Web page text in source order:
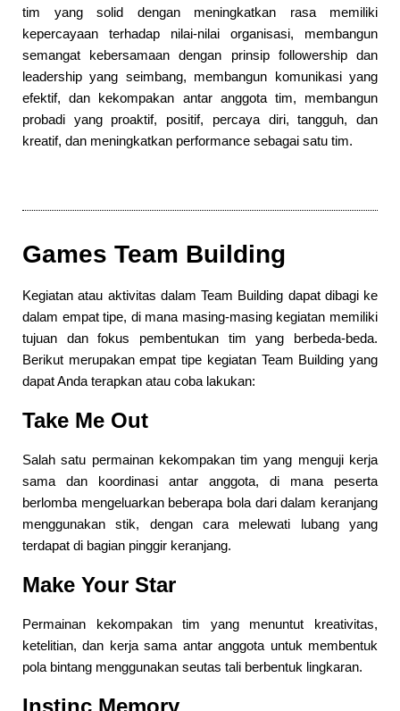
tim yang solid dengan meningkatkan rasa memiliki
kepercayaan terhadap nilai-nilai organisasi, membangun
semangat kebersamaan dengan prinsip followership dan
leadership yang seimbang, membangun komunikasi yang
efektif, dan kekompakan antar anggota tim, membangun
probadi yang proaktif, positif, percaya diri, tangguh, dan
kreatif, dan meningkatkan performance sebagai satu tim.
Games Team Building
Kegiatan atau aktivitas dalam Team Building dapat dibagi ke
dalam empat tipe, di mana masing-masing kegiatan memiliki
tujuan dan fokus pembentukan tim yang berbeda-beda.
Berikut merupakan empat tipe kegiatan Team Building yang
dapat Anda terapkan atau coba lakukan:
Take Me Out
Salah satu permainan kekompakan tim yang menguji kerja
sama dan koordinasi antar anggota, di mana peserta
berlomba mengeluarkan beberapa bola dari dalam keranjang
menggunakan stik, dengan cara melewati lubang yang
terdapat di bagian pinggir keranjang.
Make Your Star
Permainan kekompakan tim yang menuntut kreativitas,
ketelitian, dan kerja sama antar anggota untuk membentuk
pola bintang menggunakan seutas tali berbentuk lingkaran.
Instinc Memory